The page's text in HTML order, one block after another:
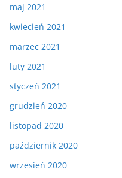
maj 2021
kwiecień 2021
marzec 2021
luty 2021
styczeń 2021
grudzień 2020
listopad 2020
październik 2020
wrzesień 2020